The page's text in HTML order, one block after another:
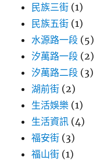
民族三街 (1)
民族五街 (1)
水源路一段 (5)
汐萬路一段 (2)
汐萬路二段 (3)
湖前街 (2)
生活娛樂 (1)
生活資訊 (4)
福安街 (3)
福山街 (1)